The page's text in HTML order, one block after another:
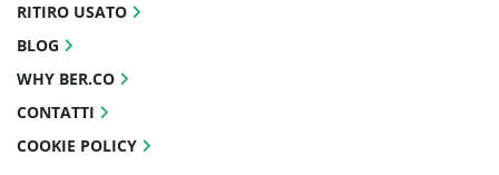
RITIRO USATO
BLOG
WHY BER.CO
CONTATTI
COOKIE POLICY